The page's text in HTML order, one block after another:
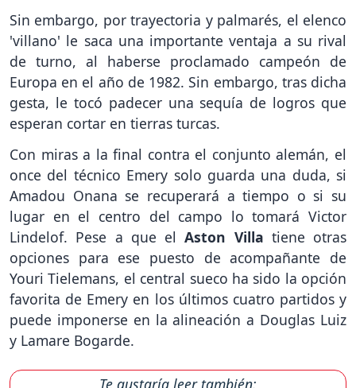
Sin embargo, por trayectoria y palmarés, el elenco
'villano' le saca una importante ventaja a su rival
de turno, al haberse proclamado campeón de
Europa en el año de 1982. Sin embargo, tras dicha
gesta, le tocó padecer una sequía de logros que
esperan cortar en tierras turcas.
Con miras a la final contra el conjunto alemán, el
once del técnico Emery solo guarda una duda, si
Amadou Onana se recuperará a tiempo o si su
lugar en el centro del campo lo tomará Victor
Lindelof. Pese a que el Aston Villa tiene otras
opciones para ese puesto de acompañante de
Youri Tielemans, el central sueco ha sido la opción
favorita de Emery en los últimos cuatro partidos y
puede imponerse en la alineación a Douglas Luiz
y Lamare Bogarde.
Te gustaría leer también: